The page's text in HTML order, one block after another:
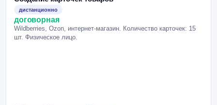
дистанционно
договорная
Wildberries, Ozon, интернет-магазин. Количество карточек: 15
шт. Физическое лицо.